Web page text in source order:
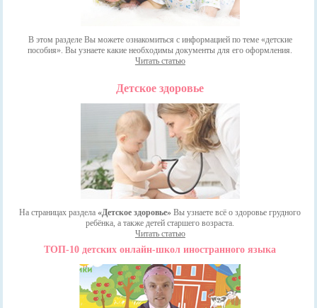
В этом разделе Вы можете ознакомиться с информацией по теме «детские
пособия». Вы узнаете какие необходимы документы для его оформления.
Читать статью
Детское здоровье
На страницах раздела«Детское здоровье» Вы узнаете всё о здоровье грудного
ребёнка, а также детей старшего возраста.
Читать статью
ТОП-10 детских онлайн-школ иностранного языка